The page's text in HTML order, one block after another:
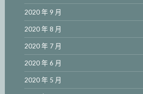
2020 年 9 月
2020 年 8 月
2020 年 7 月
2020 年 6 月
2020 年 5 月